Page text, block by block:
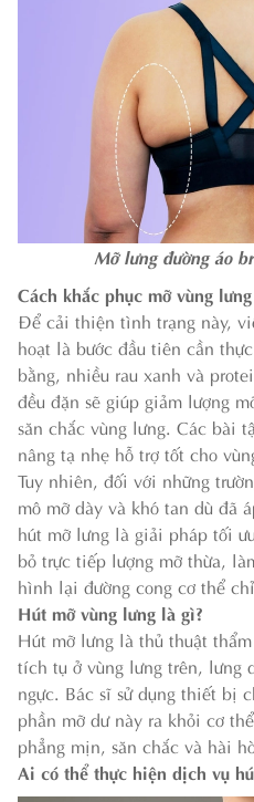
Mỡ lưng đường áo
Cách khắc phục mỡ vùng lưng
Để cải thiện tình trạng này,
hoạt là bước đầu tiên cần
bằng, nhiều rau xanh và
đều đặn sẽ giúp giảm lượng
săn chắc vùng lưng. Các bài
nâng tạ nhẹ hỗ trợ tốt cho
Tuy nhiên, đối với những
mô mỡ dày và khó tan dù đã
hút mỡ lưng là giải pháp tối
bỏ trực tiếp lượng mỡ thừa,
hình lại đường cong cơ thể
Hút mỡ vùng lưng là gì?
Hút mỡ lưng là thủ thuật
tích tụ ở vùng lưng trên, lưng
ngực. Bác sĩ sử dụng thiết bị
phần mỡ dư này ra khỏi cơ
phẳng mịn, săn chắc và hài
Ai có thể thực hiện dịch vụ